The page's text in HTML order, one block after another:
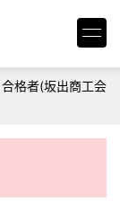
格者(坂出商工会